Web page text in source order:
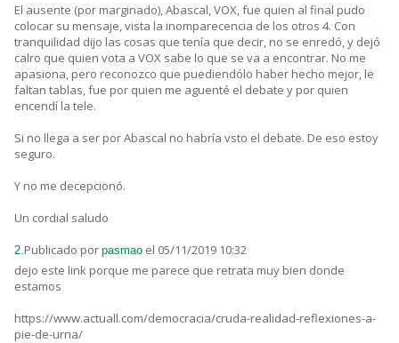
El ausente (por marginado), Abascal, VOX, fue quien al final pudo
colocar su mensaje, vista la inomparecencia de los otros 4. Con
tranquilidad dijo las cosas que tenía que decir, no se enredó, y dejó
calro que quien vota a VOX sabe lo que se va a encontrar. No me
apasiona, pero reconozco que puediendólo haber hecho mejor, le
faltan tablas, fue por quien me aguenté el debate y por quien
encendí la tele.
Si no llega a ser por Abascal no habría vsto el debate. De eso estoy
seguro.
Y no me decepcionó.
Un cordial saludo
2. Publicado por pasmao el 05/11/2019 10:32
dejo este link porque me parece que retrata muy bien donde
estamos
https://www.actuall.com/democracia/cruda-realidad-reflexiones-a-
pie-de-urna/